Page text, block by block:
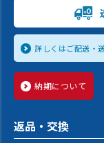
詳しくはご配送・
納期について
返品・交換